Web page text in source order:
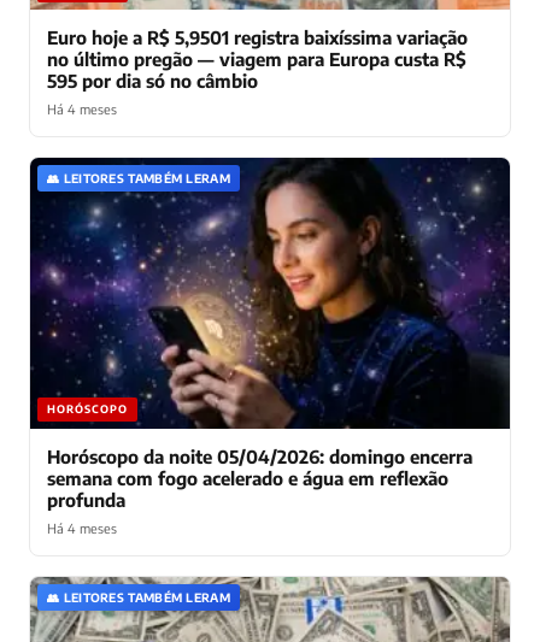
Euro hoje a R$ 5,9501 registra baixíssima variação
no último pregão — viagem para Europa custa R$
595 por dia só no câmbio
Há 4 meses
👥 LEITORES TAMBÉM LERAM
HORÓSCOPO
Horóscopo da noite 05/04/2026: domingo encerra
semana com fogo acelerado e água em reflexão
profunda
Há 4 meses
👥 LEITORES TAMBÉM LERAM